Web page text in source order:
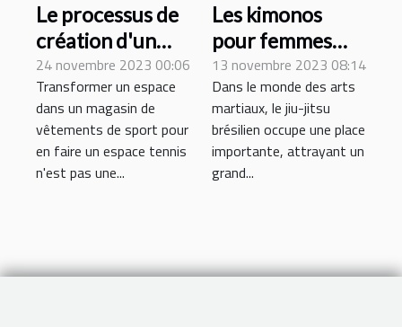
Le processus de
création d'un
espace tennis
dans un magasin
de vêtements de
sport
24 novembre 2023 00:06
Transformer un espace
dans un magasin de
vêtements de sport pour
en faire un espace tennis
n'est pas une...
Les kimonos
pour femmes
dans le jiu-jitsu
brésilien : une
perspective
unique
13 novembre 2023 08:14
Dans le monde des arts
martiaux, le jiu-jitsu
brésilien occupe une place
importante, attrayant un
grand...